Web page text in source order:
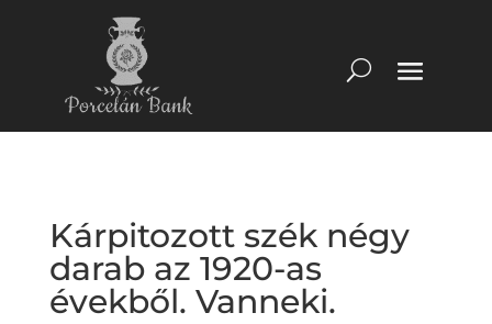
Kárpitozott szék négy
darab az 1920-as
évekből. Vanneki.